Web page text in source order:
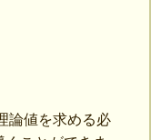
論値を求める必